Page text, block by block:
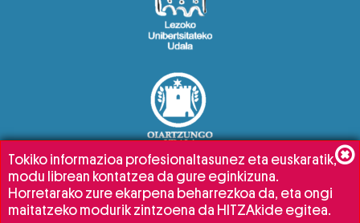
Tokiko informazioa profesionaltasunez eta euskaratik,
modu librean kontatzea da gure eginkizuna.
Horretarako zure ekarpena beharrezkoa da, eta ongi
maitatzeko modurik zintzoena da HITZAkide egitea.